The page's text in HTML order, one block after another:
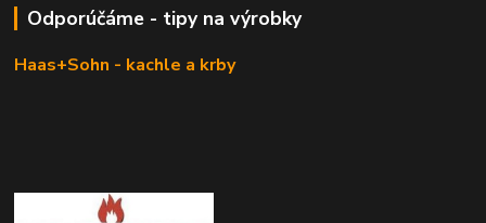
Odporúčáme - tipy na výrobky
Haas+Sohn - kachle a krby